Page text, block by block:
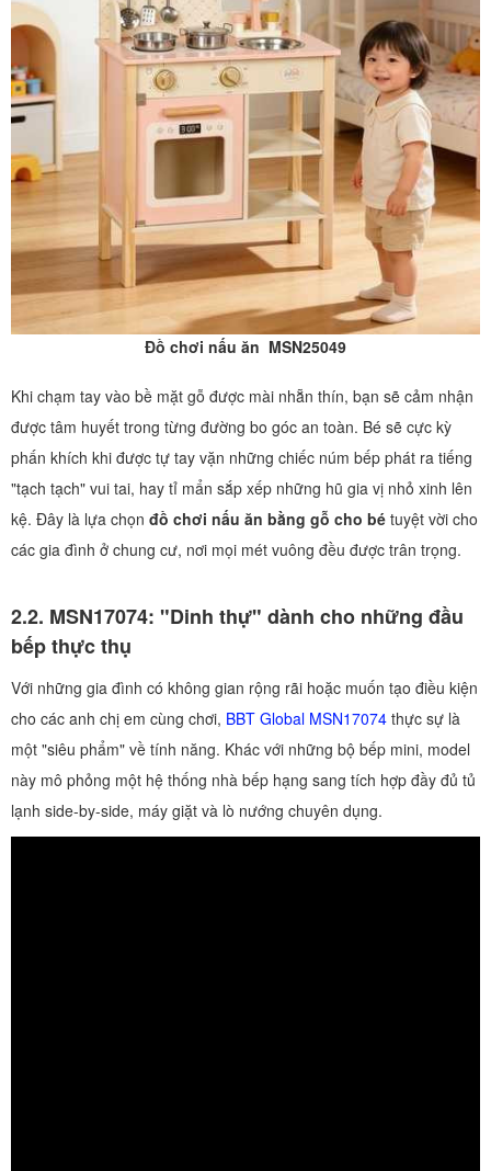
Đồ chơi nấu ăn MSN25049
Khi chạm tay vào bề mặt gỗ được mài nhẵn thín, bạn sẽ cảm nhận
được tâm huyết trong từng đường bo góc an toàn. Bé sẽ cực kỳ
phấn khích khi được tự tay vặn những chiếc núm bếp phát ra tiếng
"tạch tạch" vui tai, hay tỉ mẩn sắp xếp những hũ gia vị nhỏ xinh lên
kệ. Đây là lựa chọn đồ chơi nấu ăn bằng gỗ cho bé tuyệt vời cho
các gia đình ở chung cư, nơi mọi mét vuông đều được trân trọng.
2.2. MSN17074: "Dinh thự" dành cho những đầu
bếp thực thụ
Với những gia đình có không gian rộng rãi hoặc muốn tạo điều kiện
cho các anh chị em cùng chơi, BBT Global MSN17074 thực sự là
một "siêu phẩm" về tính năng. Khác với những bộ bếp mini, model
này mô phỏng một hệ thống nhà bếp hạng sang tích hợp đầy đủ tủ
lạnh side-by-side, máy giặt và lò nướng chuyên dụng.